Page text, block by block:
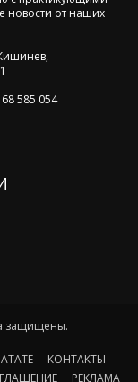
новости от наших
585 054
защищены.
КОНТАКТЫ
РЕКЛАМА